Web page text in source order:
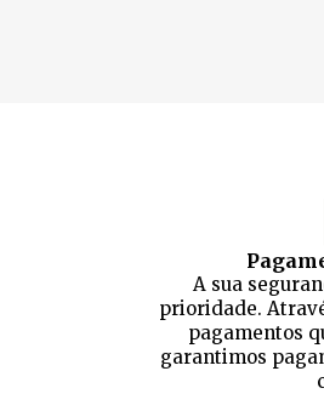
A sua
prioridade.
pagamentos
garantimos